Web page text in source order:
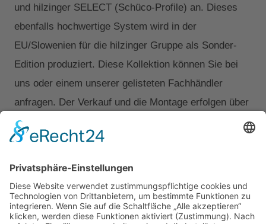
und hilzinger SELECT (Schüco-Profile) an. Dieses
ebenfalls hochwertige System wird in der
EU/Slowenien für die hilzinger Gruppe als Sonder-
Edition produziert. Diese Kollektion können Sie bei
uns oder einem unserer gelisteten Fachhändler
anfragen. Der Verkauf und die Montage erfolgen über
den Fachhändler.
Walter hilzinger Fachhandel/Select-Katalog